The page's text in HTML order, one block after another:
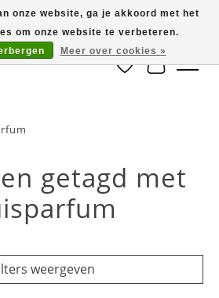
Verlanglijst
getagd met
weergeven
onze website, ga je akkoord met het
om onze website te verbeteren.
Meer over cookies »